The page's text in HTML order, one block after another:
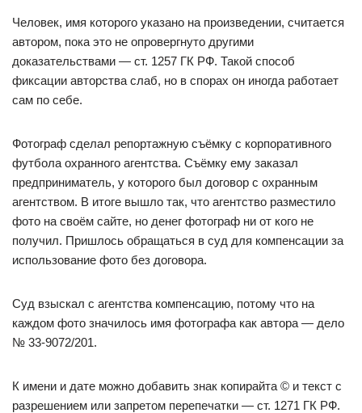
Человек, имя которого указано на произведении, считается
автором, пока это не опровергнуто другими
доказательствами — ст. 1257 ГК РФ. Такой способ
фиксации авторства слаб, но в спорах он иногда работает
сам по себе.
Фотограф сделал репортажную съёмку с корпоративного
футбола охранного агентства. Съёмку ему заказал
предприниматель, у которого был договор с охранным
агентством. В итоге вышло так, что агентство разместило
фото на своём сайте, но денег фотограф ни от кого не
получил. Пришлось обращаться в суд для компенсации за
использование фото без договора.
Суд взыскал с агентства компенсацию, потому что на
каждом фото значилось имя фотографа как автора — дело
№ 33-9072/201.
К имени и дате можно добавить знак копирайта © и текст с
разрешением или запретом перепечатки — ст. 1271 ГК РФ.